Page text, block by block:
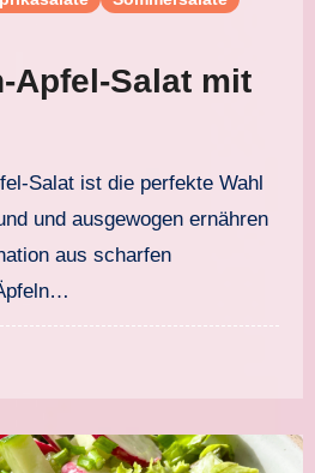
Apfel-Salat mit
und ausgewogen ernähren
aus scharfen